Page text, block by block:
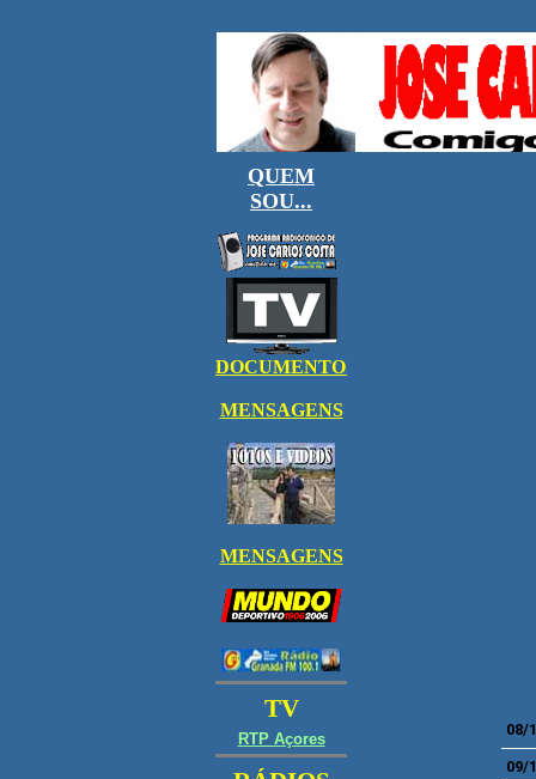
08/
09/